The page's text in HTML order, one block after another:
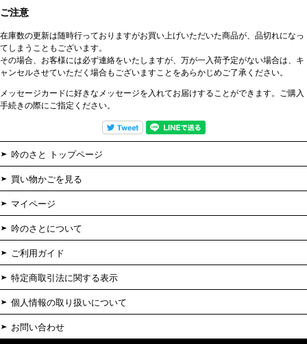
ご注意
在庫数の更新は随時行っておりますがお買い上げいただいた商品が、品切れになっ
てしまうこともございます。
その場合、お客様には必ず連絡をいたしますが、万が一入荷予定がない場合は、キ
ャンセルさせていただく場合もございますことをあらかじめご了承ください。
メッセージカードに好きなメッセージを入れてお届けすることができます。ご購入
手続きの際にご指定ください。
吟のさと トップページ
買い物かごを見る
マイページ
吟のさとについて
ご利用ガイド
特定商取引法に関する表示
個人情報の取り扱いについて
お問い合わせ